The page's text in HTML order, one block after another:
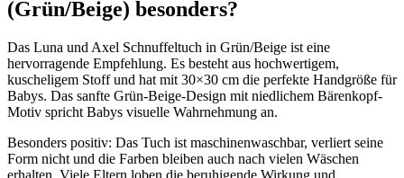
(Grün/Beige) besonders?
Das Luna und Axel Schnuffeltuch in Grün/Beige ist eine
hervorragende Empfehlung. Es besteht aus hochwertigem,
kuscheligem Stoff und hat mit 30×30 cm die perfekte Handgröße für
Babys. Das sanfte Grün-Beige-Design mit niedlichem Bärenkopf-
Motiv spricht Babys visuelle Wahrnehmung an.
Besonders positiv: Das Tuch ist maschinenwaschbar, verliert seine
Form nicht und die Farben bleiben auch nach vielen Wäschen